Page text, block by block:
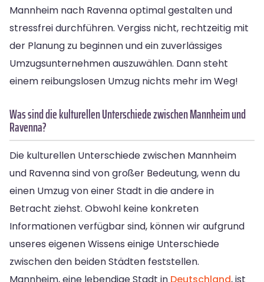
Mannheim nach Ravenna optimal gestalten und
stressfrei durchführen. Vergiss nicht, rechtzeitig mit
der Planung zu beginnen und ein zuverlässiges
Umzugsunternehmen auszuwählen. Dann steht
einem reibungslosen Umzug nichts mehr im Weg!
Was sind die kulturellen Unterschiede zwischen Mannheim und
Ravenna?
Die kulturellen Unterschiede zwischen Mannheim
und Ravenna sind von großer Bedeutung, wenn du
einen Umzug von einer Stadt in die andere in
Betracht ziehst. Obwohl keine konkreten
Informationen verfügbar sind, können wir aufgrund
unseres eigenen Wissens einige Unterschiede
zwischen den beiden Städten feststellen.
Mannheim, eine lebendige Stadt in Deutschland, ist